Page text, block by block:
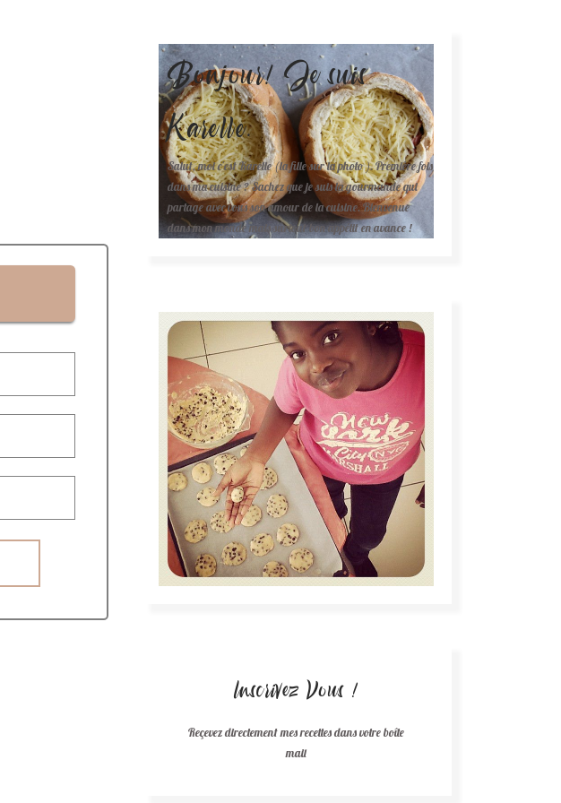
Bonjour! Je suis
Karelle.
Salut, moi c'est Karelle (la fille sur la photo ). Première fois
dans ma cuisine ? Sachez que je suis la gourmande qui
partage avec vous son amour de la cuisine. Bienvenue
dans mon monde mais surtout bon appétit en avance !
Inscrivez Vous !
Reçevez directement mes recettes dans votre boîte
mail